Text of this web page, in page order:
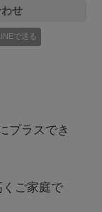
せ
LINEで送る
プラスでき
ご家庭で